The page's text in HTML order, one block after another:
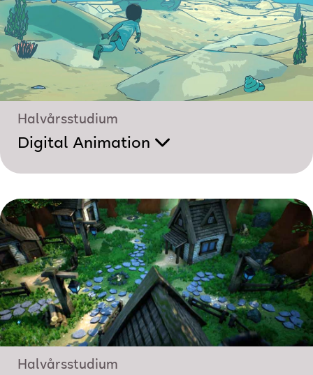
Halvårsstudium
Digital Animation
Halvårsstudium